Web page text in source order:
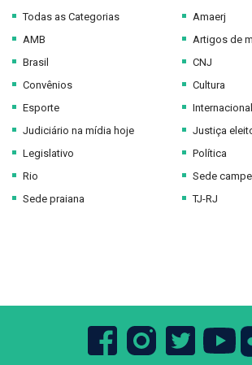
Todas as Categorias
AMB
Brasil
Convênios
Esporte
Judiciário na mídia hoje
Legislativo
Rio
Sede praiana
Amaerj
Artigos de
CNJ
Cultura
Internacional
Justiça
Política
Sede
TJ-RJ